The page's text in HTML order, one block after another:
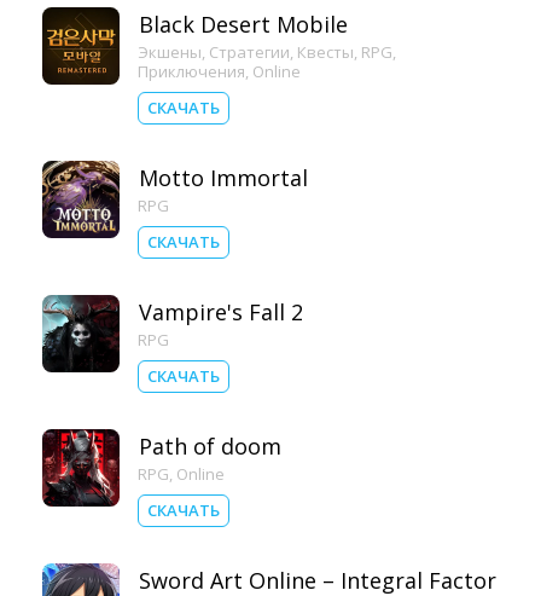
Black Desert Mobile
Экшены, Стратегии, Квесты, RPG,
Приключения, Online
СКАЧАТЬ
Motto Immortal
RPG
СКАЧАТЬ
Vampire's Fall 2
RPG
СКАЧАТЬ
Path of doom
RPG, Online
СКАЧАТЬ
Sword Art Online – Integral Factor